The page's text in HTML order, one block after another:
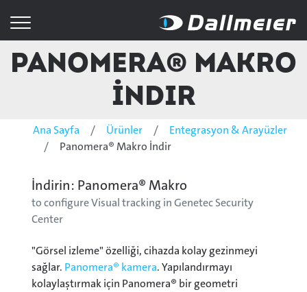
Panomera® Makro
İndir
Ana Sayfa Ürünler
Entegrasyon & Arayüzler
Panomera® Makro İndir
İndirin: Panomera® Makro
to configure Visual tracking in Genetec Security
Center
"Görsel izleme" özelliği, cihazda kolay gezinmeyi
sağlar. Panomera® kamera. Yapılandırmayı
kolaylaştırmak için Panomera® bir geometri